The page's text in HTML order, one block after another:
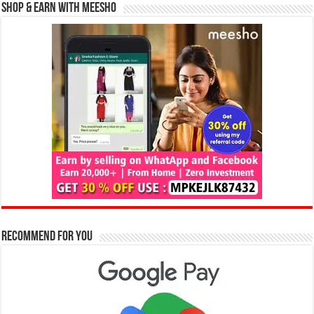
Shop & Earn with Meesho
Recommend for You